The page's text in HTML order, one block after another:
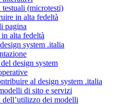
(microtesti)
in alta fedeltà
pagina
alta fedeltà
system .italia
design system
al design system .italia
di sito e servizi
dell’utilizzo dei modelli